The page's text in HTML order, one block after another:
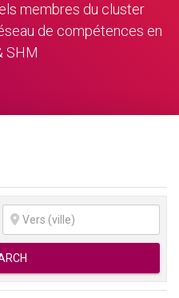
membres du cluster
de compétences en
SHM